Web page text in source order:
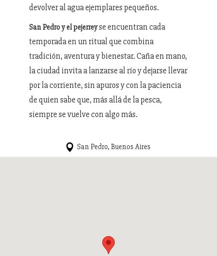
devolver al agua ejemplares pequeños.
San Pedro y el pejerreyse encuentran cada
temporada en un ritual que combina
tradición, aventura y bienestar. Caña en mano,
la ciudad invita a lanzarse al río y dejarse llevar
por la corriente, sin apuros y con la paciencia
de quien sabe que, más allá de la pesca,
siempre se vuelve con algo más.
San Pedro, Buenos Aires